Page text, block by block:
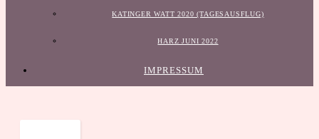
KATINGER WATT 2020 (TAGESAUSFLUG)
HARZ JUNI 2022
IMPRESSUM